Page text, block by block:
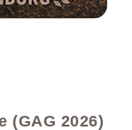
(GAG 2026)